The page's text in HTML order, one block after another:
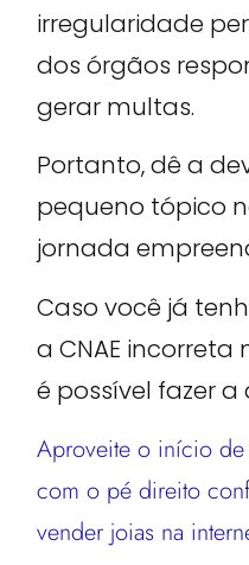
irregularidade
dos órgãos
gerar multas.
Portanto, dê a
pequeno tópico
jornada
Caso você já
a CNAE
é possível fazer
Aproveite o início
com o pé direito
vender joias na